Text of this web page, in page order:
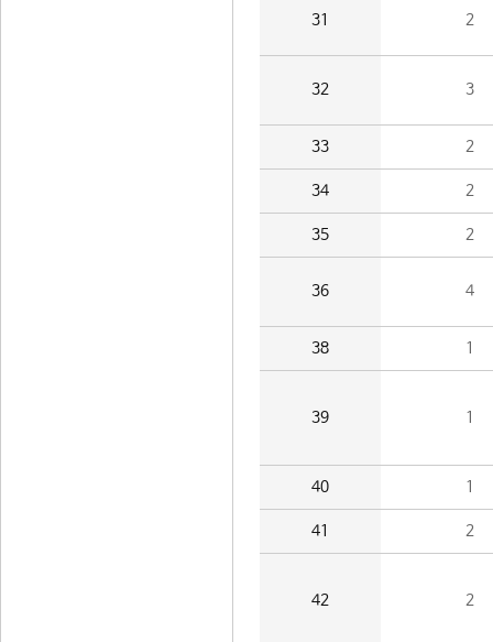
31 2
32 3
33 2
34 2
35 2
36 4
38 1
39 1
40 1
41 2
42 2